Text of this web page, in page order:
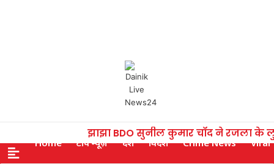
झाझा BDO सुनील कुमार चाँद ने रजला के
Home टॉप न्यूज़ देश विदेश Crime News Viral